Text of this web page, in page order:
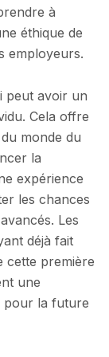
à
éthique de
employeurs.
peut avoir un
Cela offre
monde du
la
expérience
les chances
Les
déjà fait
cette première
une
pour la future